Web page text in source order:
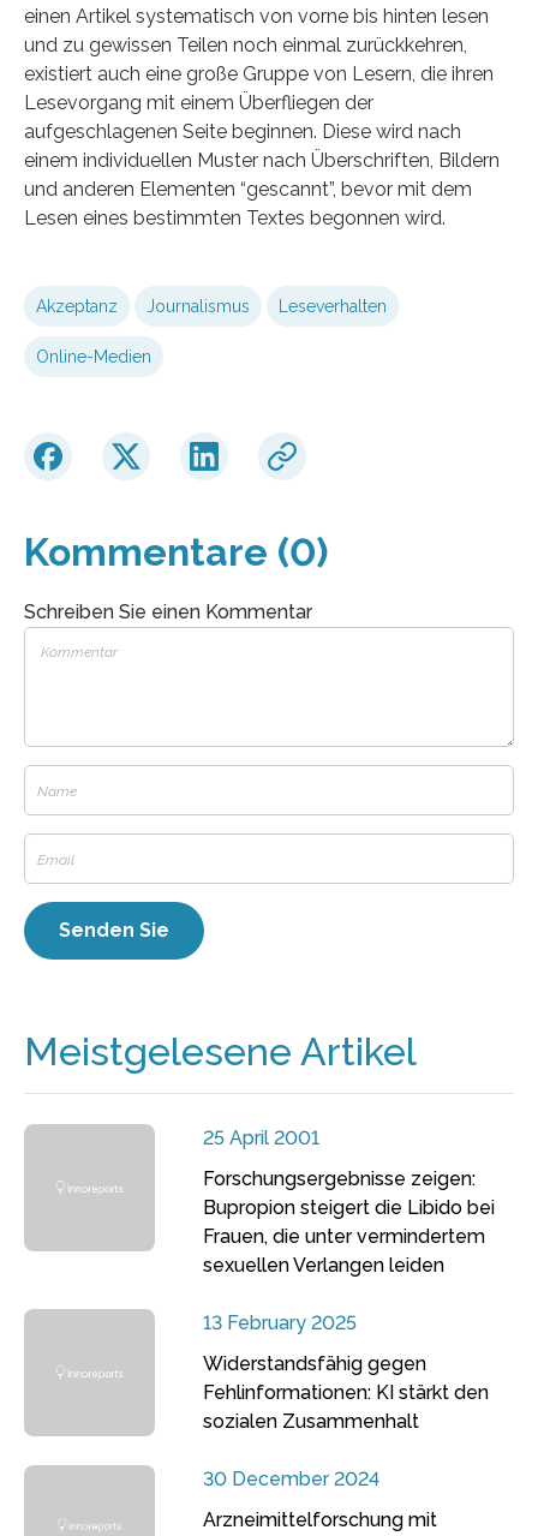
einen Artikel systematisch von vorne bis hinten lesen
und zu gewissen Teilen noch einmal zurückkehren,
existiert auch eine große Gruppe von Lesern, die ihren
Lesevorgang mit einem Überfliegen der
aufgeschlagenen Seite beginnen. Diese wird nach
einem individuellen Muster nach Überschriften, Bildern
und anderen Elementen “gescannt”, bevor mit dem
Lesen eines bestimmten Textes begonnen wird.
Akzeptanz Journalismus Leseverhalten
Online-Medien
Kommentare (0)
Schreiben Sie einen Kommentar
Meistgelesene Artikel
25 April 2001
Forschungsergebnisse zeigen:
Bupropion steigert die Libido bei
Frauen, die unter vermindertem
sexuellen Verlangen leiden
13 February 2025
Widerstandsfähig gegen
Fehlinformationen: KI stärkt den
sozialen Zusammenhalt
30 December 2024
Arzneimittelforschung mit